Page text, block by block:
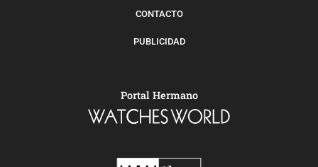
CONTACTO
PUBLICIDAD
Portal Hermano